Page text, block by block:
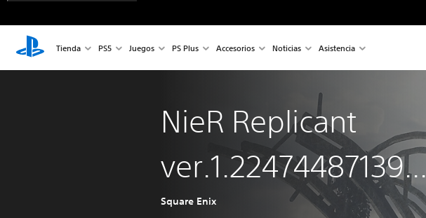
Tienda PS5 Juegos PS Plus Accesorios Noticias Asistencia
NieR Replicant
ver.1.22474487139...
Square Enix